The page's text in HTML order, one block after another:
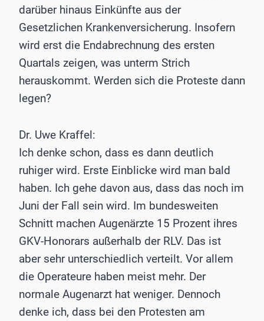
darüber hinaus Einkünfte aus der
Gesetzlichen Krankenversicherung. Insofern
wird erst die Endabrechnung des ersten
Quartals zeigen, was unterm Strich
herauskommt. Werden sich die Proteste dann
legen?
Dr. Uwe Kraffel:
Ich denke schon, dass es dann deutlich
ruhiger wird. Erste Einblicke wird man bald
haben. Ich gehe davon aus, dass das noch im
Juni der Fall sein wird. Im bundesweiten
Schnitt machen Augenärzte 15 Prozent ihres
GKV-Honorars außerhalb der RLV. Das ist
aber sehr unterschiedlich verteilt. Vor allem
die Operateure haben meist mehr. Der
normale Augenarzt hat weniger. Dennoch
denke ich, dass bei den Protesten am